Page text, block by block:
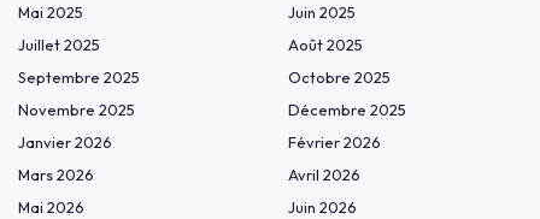
Mai 2025
Juin 2025
Juillet 2025
Août 2025
Septembre 2025
Octobre 2025
Novembre 2025
Décembre 2025
Janvier 2026
Février 2026
Mars 2026
Avril 2026
Mai 2026
Juin 2026